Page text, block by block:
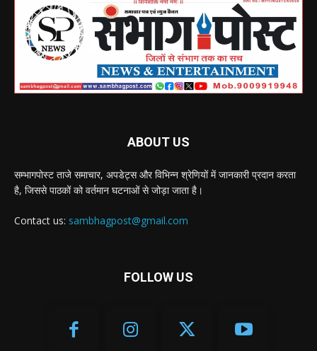
ABOUT US
सम्भागपोस्ट ताजे समाचार, अपडेट्स और विभिन्न श्रेणियों में जानकारी प्रदान करता
है, जिससे पाठकों को वर्तमान घटनाओं से जोड़ा जाता है।
Contact us: sambhagpost@gmail.com
FOLLOW US